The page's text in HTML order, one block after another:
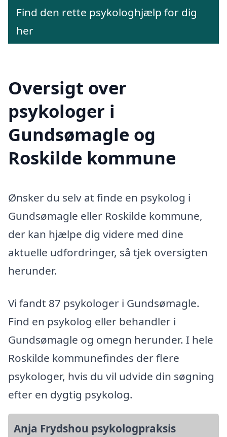
Find den rette psykologhjælp for dig
her
Oversigt over
psykologer i
Gundsømagle og
Roskilde kommune
Ønsker du selv at finde en psykolog i
Gundsømagle eller Roskilde kommune,
der kan hjælpe dig videre med dine
aktuelle udfordringer, så tjek oversigten
herunder.
Vi fandt 87 psykologer i Gundsømagle.
Find en psykolog eller behandler i
Gundsømagle og omegn herunder. I hele
Roskilde kommunefindes der flere
psykologer, hvis du vil udvide din søgning
efter en dygtig psykolog.
Anja Frydshou psykologpraksis